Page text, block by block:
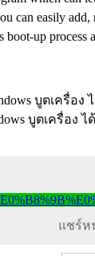
can easily add,
up process
แชร์ห